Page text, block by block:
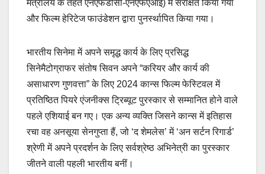
मंत्रालय के तहत एनएफडीसी-एनएफएआई) में संरक्षित किया गया
और फिल्म हेरिटेज फाउंडेशन द्वारा पुनर्स्थापित किया गया।
भारतीय सिनेमा में अपने समृद्ध कार्य के लिए प्रसिद्ध
सिनेमैटोग्राफर संतोष सिवन अपने “करियर और कार्य की
असाधारण गुणवत्ता” के लिए 2024 कान्स फिल्म फेस्टिवल में
प्रतिष्ठित पियरे एंजनीक्स ट्रिब्यूट पुरस्कार से सम्मानित होने वाले
पहले एशियाई बन गए। एक अन्य व्यक्ति जिसने कान्स में इतिहास
रचा वह अनसूया सेनगुप्ता हैं, जो ‘द शेमलेस’ में ‘अन सर्टन रिगार्ड’
श्रेणी में अपने प्रदर्शन के लिए सर्वश्रेष्ठ अभिनेत्री का पुरस्कार
जीतने वाली पहली भारतीय बनीं।